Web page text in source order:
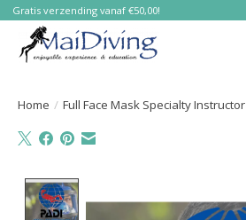
Gratis verzending vanaf €50,00!
Home / Full Face Mask Specialty Instructor